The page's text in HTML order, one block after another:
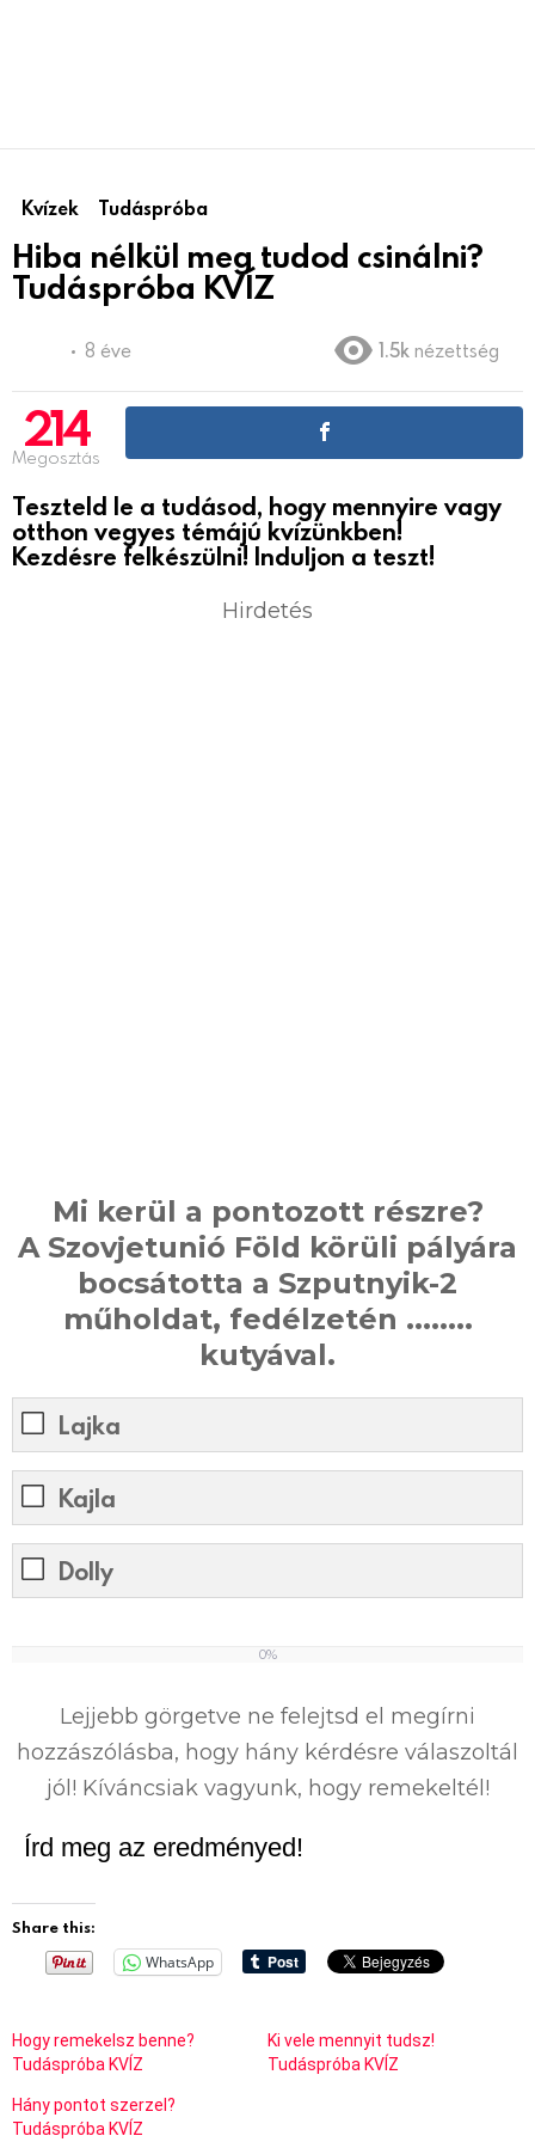
Kvízek Tudáspróba
Hiba nélkül meg tudod csinálni?
Tudáspróba KVÍZ
8 éve 1.5k nézettség
214
Megosztás
Teszteld le a tudásod, hogy mennyire vagy
otthon vegyes témájú kvízünkben!
Kezdésre felkészülni! Induljon a teszt!
Hirdetés
Mi kerül a pontozott részre?
A Szovjetunió Föld körüli pályára
bocsátotta a Szputnyik-2
műholdat, fedélzetén ........
kutyával.
Lajka
Kajla
Dolly
0%
Lejjebb görgetve ne felejtsd el megírni
hozzászólásba, hogy hány kérdésre válaszoltál
jól! Kíváncsiak vagyunk, hogy remekeltél!
Írd meg az eredményed!
Share this:
WhatsApp
Hogy remekelsz benne?
Tudáspróba KVÍZ
Ki vele mennyit tudsz!
Tudáspróba KVÍZ
Hány pontot szerzel?
Tudáspróba KVÍZ